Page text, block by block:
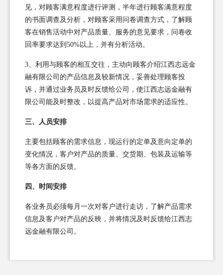
见，对顾客满意程度进行评测，半年进行顾客满意程度
的书面调查及分析，对顾客采用问卷调查方式，了解顾
客在销售活动中对产品质量、服务的意见要求，问卷收
回率要求达到50%以上，并有分析活动。
3、利用与顾客的相互交往，主动向顾客介绍江西志远金
融有限公司的产品信息及较新情况，妥善处理顾客投
诉，并通过业务员及时反馈给公司，使江西志远金融有
限公司能及时整改，以提高产品对市场需求的适应性。
三、人员安排
主要包括顾客的需求信息，现运行的定单及意向定单的
变化情况，客户对产品的质量、交货期、包装及运输等
等各方面的反馈。
四、时间安排
各业务员必须每月一次对客户进行走访，了解产品需求
信息及客户对产品的反映，并将情况及时反馈给江西志
远金融有限公司。